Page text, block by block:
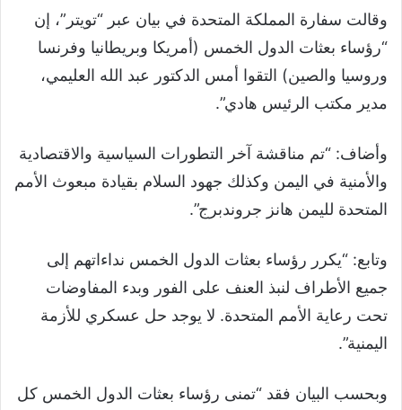
وقالت سفارة المملكة المتحدة في بيان عبر “تويتر”، إن
“رؤساء بعثات الدول الخمس (أمريكا وبريطانيا وفرنسا
وروسيا والصين) التقوا أمس الدكتور عبد الله العليمي،
مدير مكتب الرئيس هادي”.
وأضاف: “تم مناقشة آخر التطورات السياسية والاقتصادية
والأمنية في اليمن وكذلك جهود السلام بقيادة مبعوث الأمم
المتحدة لليمن هانز جروندبرج”.
وتابع: “يكرر رؤساء بعثات الدول الخمس نداءاتهم إلى
جميع الأطراف لنبذ العنف على الفور وبدء المفاوضات
تحت رعاية الأمم المتحدة. لا يوجد حل عسكري للأزمة
اليمنية”.
وبحسب البيان فقد “تمنى رؤساء بعثات الدول الخمس كل